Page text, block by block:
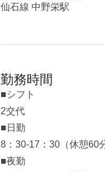
仙石線 中野栄駅
勤務時間
■シフト
2交代
■日勤
8：30-17：30（休憩60
■夜勤